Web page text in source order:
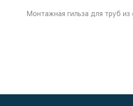
Монтажная гильза для труб